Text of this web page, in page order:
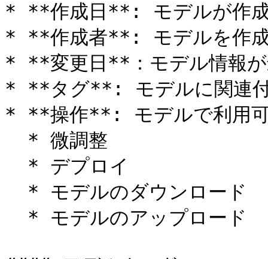
* **作成日**: モデルが作成
* **作成者**: モデルを作成
* **変更日**：モデル情報が
* **タグ**: モデルに関連付
* **操作**: モデルで利用可